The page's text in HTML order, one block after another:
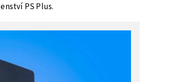
PS Plus.